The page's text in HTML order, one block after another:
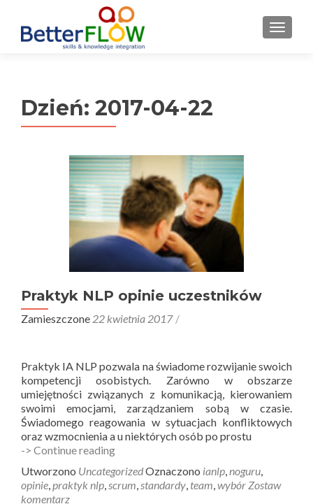
MENU
Dzień: 2017-04-22
Praktyk NLP opinie uczestników
Zamieszczone 22 kwietnia 2017
Praktyk IA NLP pozwala na świadome rozwijanie swoich
kompetencji osobistych. Zarówno w obszarze
umiejętności związanych z komunikacją, kierowaniem
swoimi emocjami, zarządzaniem sobą w czasie.
Świadomego reagowania w sytuacjach konfliktowych
oraz wzmocnienia a u niektórych osób po prostu
-> Continue readingPraktyk
opinie
uczestników
Utworzono UncategorizedOznaczono ianlp noguru
opinie praktyk nlp scrum standardy team wybór Zostaw
komentarz